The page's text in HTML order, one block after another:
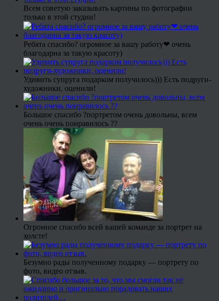
Всем советую заказывать картины по фотографии
только в этой студии!
Ребята спасибо? огромное за вашу работу❤ очень
благодарна за такую красоту)
Удивить супруга подарком получилось))) Есть подруги-
художники, оценили!
Большое спасибо ?портретом очень довольны, всем
очень очень понравилось ??
Огромное спасибо всей вашей команде за портрет на
холсте!
Безумно рады полученному подарку — портрету по
фото, видео отзыв.